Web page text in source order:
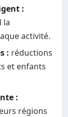
:
la
activité.
: réductions
et enfants
:
régions